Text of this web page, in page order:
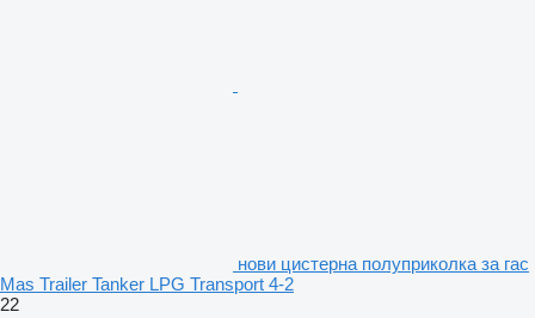
нови цистерна полуприколка за гас
Mas Trailer Tanker LPG Transport 4-2
22